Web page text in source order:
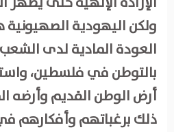
ولكن اليهودية
العودة المادية لدى
بالتوطن في فلسطين،
أرض الوطن القديم وأرضه
ذلك برغباتهم وأفكارهم